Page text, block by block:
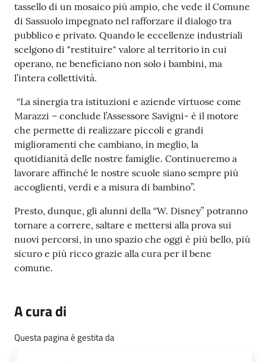
tassello di un mosaico più ampio, che vede il Comune
di Sassuolo impegnato nel rafforzare il dialogo tra
pubblico e privato. Quando le eccellenze industriali
scelgono di "restituire" valore al territorio in cui
operano, ne beneficiano non solo i bambini, ma
l’intera collettività.
“La sinergia tra istituzioni e aziende virtuose come
Marazzi – conclude l’Assessore Savigni- è il motore
che permette di realizzare piccoli e grandi
miglioramenti che cambiano, in meglio, la
quotidianità delle nostre famiglie. Continueremo a
lavorare affinché le nostre scuole siano sempre più
accoglienti, verdi e a misura di bambino”.
Presto, dunque, gli alunni della “W. Disney” potranno
tornare a correre, saltare e mettersi alla prova sui
nuovi percorsi, in uno spazio che oggi è più bello, più
sicuro e più ricco grazie alla cura per il bene
comune.
A cura di
Questa pagina è gestita da